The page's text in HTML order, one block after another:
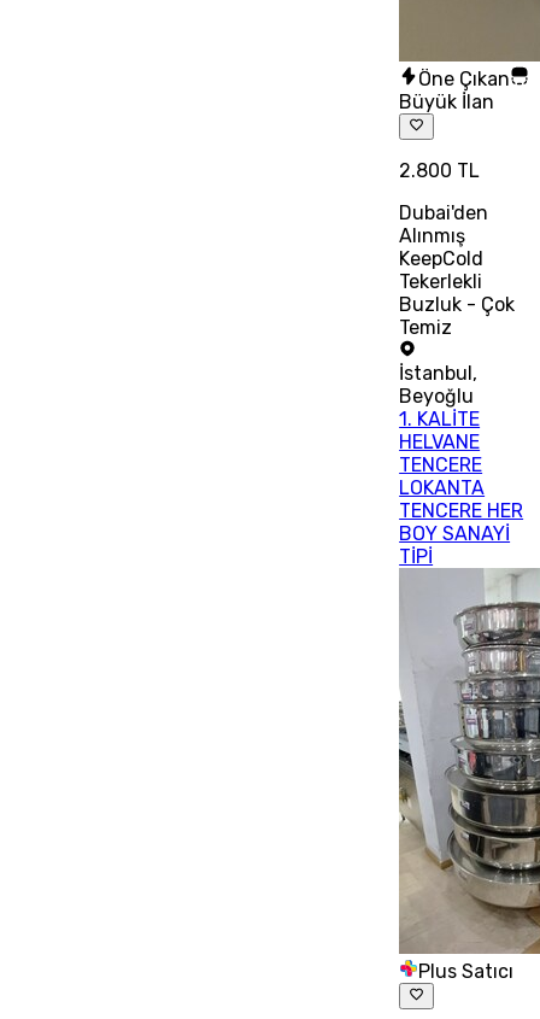
Öne Çıkan
Büyük İlan
2.800 TL
Dubai'den
Alınmış
KeepCold
Tekerlekli
Buzluk - Çok
Temiz
İstanbul,
Beyoğlu
1. KALİTE
HELVANE
TENCERE
LOKANTA
TENCERE HER
BOY SANAYİ
TİPİ
Plus Satıcı